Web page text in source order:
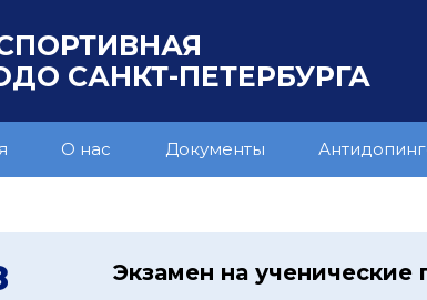
САНКТ-ПЕТЕРБУРГА
О нас Документы
Экзамен на